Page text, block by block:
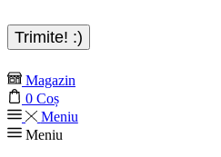
Magazin
0 Coș
Meniu
Meniu